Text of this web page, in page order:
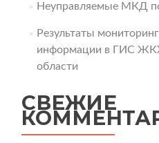
Неуправляемые МКД
Результаты
информации в ГИС
области
СВЕЖИЕ